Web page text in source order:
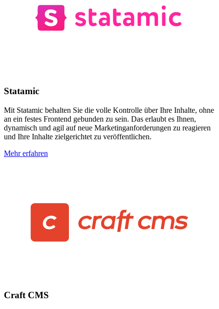
Statamic
Mit Statamic behalten Sie die volle Kontrolle über Ihre Inhalte, ohne
an ein festes Frontend gebunden zu sein. Das erlaubt es Ihnen,
dynamisch und agil auf neue Marketinganforderungen zu reagieren
und Ihre Inhalte zielgerichtet zu veröffentlichen.
Mehr erfahren
Craft CMS